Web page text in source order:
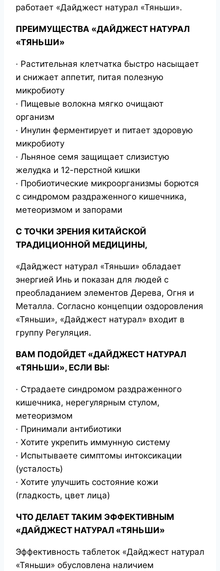
работает «Дайджест натурал «Тяньши».
ПРЕИМУЩЕСТВА «ДАЙДЖЕСТ НАТУРАЛ
«ТЯНЬШИ»
· Растительная клетчатка быстро насыщает
и снижает аппетит, питая полезную
микробиоту
· Пищевые волокна мягко очищают
организм
· Инулин ферментирует и питает здоровую
микробиоту
· Льняное семя защищает слизистую
желудка и 12-перстной кишки
· Пробиотические микроорганизмы борются
с синдромом раздраженного кишечника,
метеоризмом и запорами
С ТОЧКИ ЗРЕНИЯ КИТАЙСКОЙ
ТРАДИЦИОННОЙ МЕДИЦИНЫ,
«Дайджест натурал «Тяньши» обладает
энергией Инь и показан для людей с
преобладанием элементов Дерева, Огня и
Металла. Согласно концепции оздоровления
«Тяньши», «Дайджест натурал» входит в
группу Регуляция.
ВАМ ПОДОЙДЕТ «ДАЙДЖЕСТ НАТУРАЛ
«ТЯНЬШИ», ЕСЛИ ВЫ:
· Страдаете синдромом раздраженного
кишечника, нерегулярным стулом,
метеоризмом
· Принимали антибиотики
· Хотите укрепить иммунную систему
· Испытываете симптомы интоксикации
(усталость)
· Хотите улучшить состояние кожи
(гладкость, цвет лица)
ЧТО ДЕЛАЕТ ТАКИМ ЭФФЕКТИВНЫМ
«ДАЙДЖЕСТ НАТУРАЛ «ТЯНЬШИ»
Эффективность таблеток «Дайджест натурал
«Тяньши» обусловлена наличием